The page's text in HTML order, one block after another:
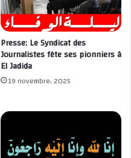
Presse: Le Syndicat des
Journalistes fête ses pionniers à
El Jadida
19 novembre، 2025